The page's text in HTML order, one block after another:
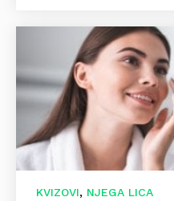
KVIZOVI, NJEGA LICA